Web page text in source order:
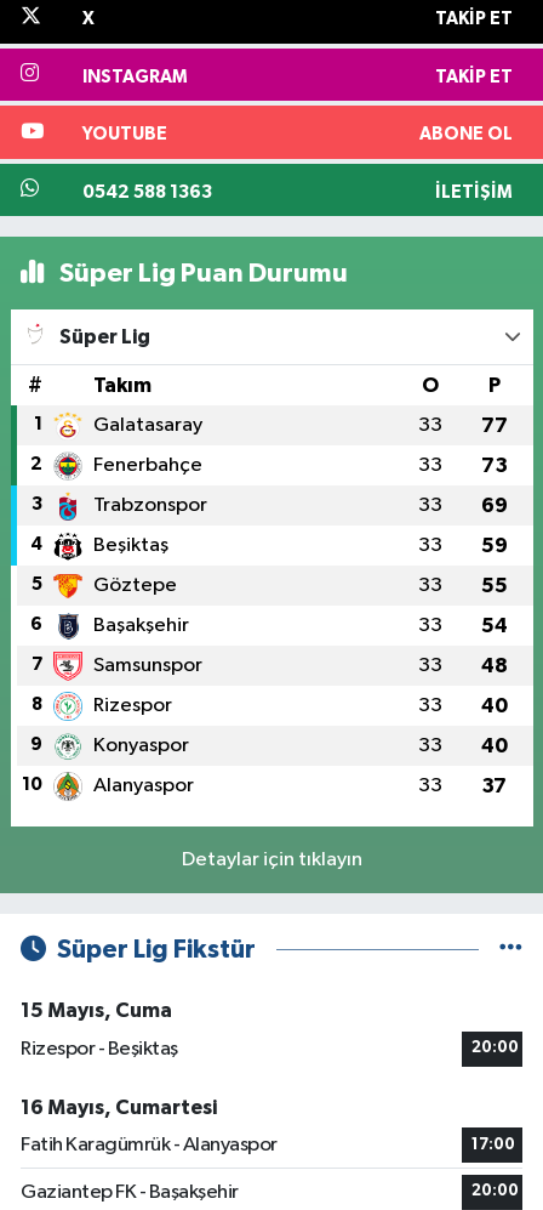
X TAKIP ET
INSTAGRAM TAKIP ET
YOUTUBE ABONE OL
0542 588 1363 İLETIŞIM
Süper Lig Puan Durumu
Süper Lig
# Takım O P
1 Galatasaray 33 77
2 Fenerbahçe 33 73
3 Trabzonspor 33 69
4 Beşiktaş 33 59
5 Göztepe 33 55
6 Başakşehir 33 54
7 Samsunspor 33 48
8 Rizespor 33 40
9 Konyaspor 33 40
10 Alanyaspor 33 37
Detaylar için tıklayın
Süper Lig Fikstür
15 Mayıs, Cuma
Rizespor - Beşiktaş
20:00
16 Mayıs, Cumartesi
Fatih Karagümrük - Alanyaspor
17:00
Gaziantep FK - Başakşehir 20:00